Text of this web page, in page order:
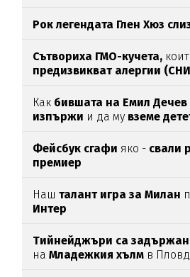
Рок легендата Глен Хюз
Сътвориха ГМО-кучета,
предизвикват алергии
Как бившата на Емил Дечев
изпържи и да му вземе
Фейсбук сгафи яко - свали
премиер
Нашталант игра за Милан
Интер
Тийнейджъри са
наМладежкия хълм в